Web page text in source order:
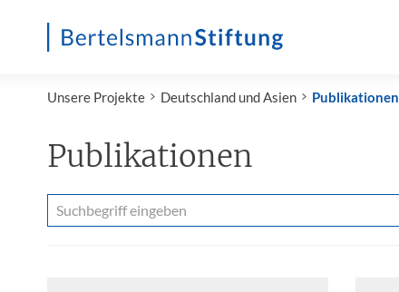
Unsere Projekte Deutschland und Asien Publikationen
Publikationen